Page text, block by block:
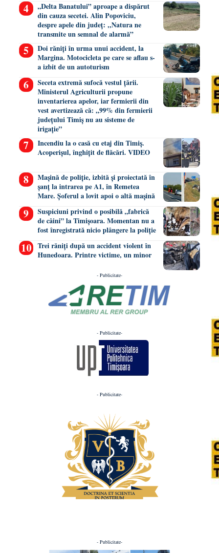
„Delta Banatului” aproape a dispărut
din cauza secetei. Alin Popoviciu,
despre apele din județ: ,,Natura ne
transmite un semnal de alarmă”
Doi răniți în urma unui accident, la
Margina. Motocicleta pe care se aflau s-
a izbit de un autoturism
Seceta extremă sufocă vestul țării.
Ministerul Agriculturii propune
inventarierea apelor, iar fermierii din
vest avertizează că: „99% din fermierii
județului Timiș nu au sisteme de
irigație”
Incendiu la o casă cu etaj din Timiș.
Acoperișul, înghițit de flăcări. VIDEO
Mașină de poliție, izbită și proiectată în
șanț la intrarea pe A1, în Remetea
Mare. Șoferul a lovit apoi o altă mașină
Suspiciuni privind o posibilă „fabrică
de câini” la Timișoara. Momentan nu a
fost înregistrată nicio plângere la poliție
Trei răniți după un accident violent în
Hunedoara. Printre victime, un minor
- Publicitate-
- Publicitate-
- Publicitate-
- Publicitate-